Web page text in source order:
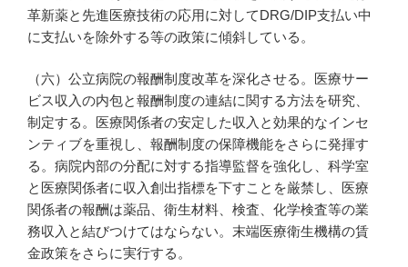
革新薬と先進医療技術の応用に対してDRG/DIP支払い中
に支払いを除外する等の政策に傾斜している。
（六）公立病院の報酬制度改革を深化させる。医療サー
ビス収入の内包と報酬制度の連結に関する方法を研究、
制定する。医療関係者の安定した収入と効果的なインセ
ンティブを重視し、報酬制度の保障機能をさらに発揮す
る。病院内部の分配に対する指導監督を強化し、科学室
と医療関係者に収入創出指標を下すことを厳禁し、医療
関係者の報酬は薬品、衛生材料、検査、化学検査等の業
務収入と結びつけてはならない。末端医療衛生機構の賃
金政策をさらに実行する。